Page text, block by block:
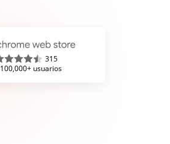
315
100,000+ usuarios